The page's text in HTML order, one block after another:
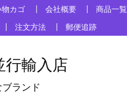
カゴ 会社概要 商品一覧
注文方法
郵便追跡
輸入店
ランド